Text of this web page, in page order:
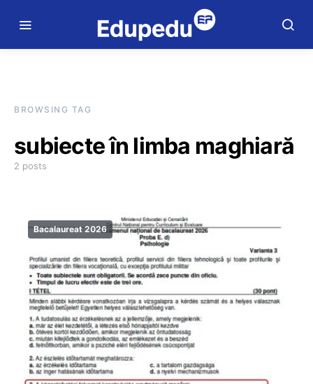
BROWSING TAG
subiecte în limba maghiară
2 posts
Bacalaureat 2026